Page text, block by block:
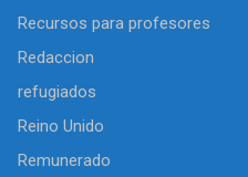
Recursos para profesores
Redaccion
refugiados
Reino Unido
Remunerado